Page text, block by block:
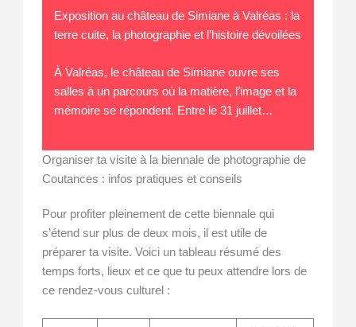
Exposition au château de Simiane à Valréas : la
terre cuite, la photographie et l’histoire dévoilées
À Valréas, le château de Simiane ouvre ses
salles à un parcours où la matière, l’image et la
mémoire se répondent. Entre le 31 juillet…
Organiser ta visite à la biennale de photographie de
Coutances : infos pratiques et conseils
Pour profiter pleinement de cette biennale qui
s’étend sur plus de deux mois, il est utile de
préparer ta visite. Voici un tableau résumé des
temps forts, lieux et ce que tu peux attendre lors de
ce rendez-vous culturel :